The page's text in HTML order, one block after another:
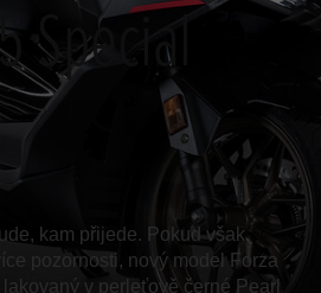
Special
kam přijede. Pokud však
pozornosti, nový model Forza
v perleťově černé Pearl